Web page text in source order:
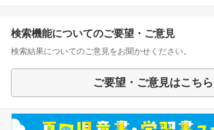
検索機能についてのご要望・ご意見
検索結果についてのご意見をお聞かせください。
ご要望・ご意見はこちら